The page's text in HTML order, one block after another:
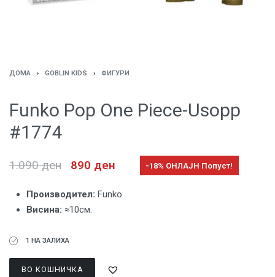
ДОМА › GOBLIN KIDS › ФИГУРИ
Funko Pop One Piece-Usopp
#1774
1.090ден 890 ден -18% ОНЛАЈН Попуст!
Производител: Funko
Висина: ≈10см.
1 НА ЗАЛИХА
ВО КОШНИЧКА